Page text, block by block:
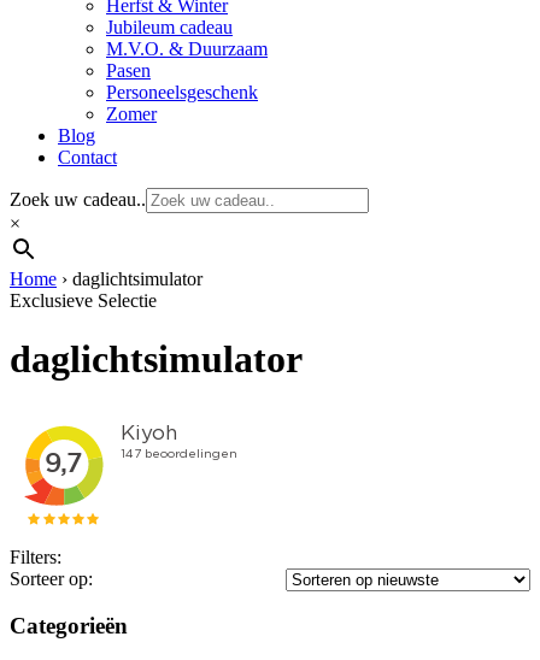
Herfst & Winter
Jubileum cadeau
M.V.O. & Duurzaam
Pasen
Personeelsgeschenk
Zomer
Blog
Contact
Zoek uw cadeau..
×
Home › daglichtsimulator
Exclusieve Selectie
daglichtsimulator
Filters:
Sorteer op:
Categorieën